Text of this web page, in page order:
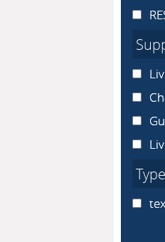
Livre
Guide
Livre
Type
texte